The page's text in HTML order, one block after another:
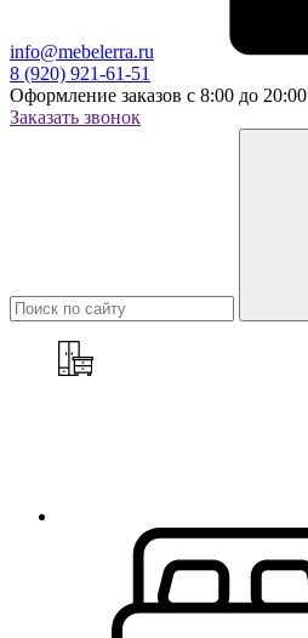
info@mebelerra.ru
8 (920) 921-61-51
Оформление заказов с 8:00 до 20:00
Заказать звонок